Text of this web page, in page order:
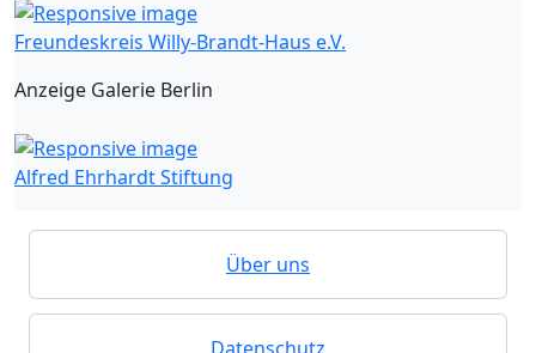
Freundeskreis Willy-Brandt-Haus e.V.
Anzeige Galerie Berlin
Alfred Ehrhardt Stiftung
Über uns